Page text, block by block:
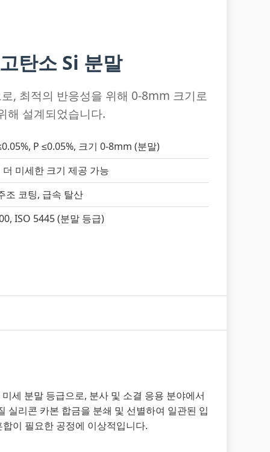
탄소 Si 분말
, 최적의 반응성을 위해 0-8mm 크기로
해 설계되었습니다.
P ≤0.05%, 크기 0-8mm (분말)
미세한 크기 제공 가능
조 코팅, 급속 탈산
ISO 5445 (분말 등급)
세 분말 등급으로, 분사 및 소결 응용 분야에서
리콘 카본 합금을 분쇄 및 선별하여 일관된 입
이 필요한 공정에 이상적입니다.